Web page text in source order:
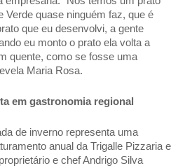
Verde quase ninguém faz, que é
que eu desenvolvi, a gente
eu monto o prato ela volta a
quente, como se fosse uma
Maria Rosa.
em gastronomia regional
de inverno representa uma
anual da Trigalle Pizzaria e
e chef Andrigo Silva